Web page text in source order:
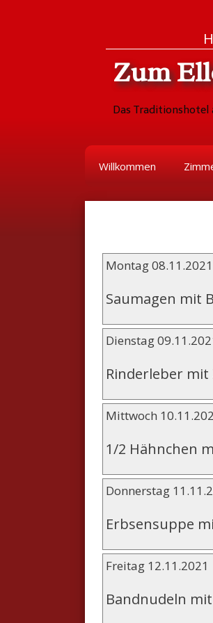
Zum
Das Traditionshotel
Willkommen
Montag 08.11.2021
Saumagen mit
Dienstag
Rinderleber
Mittwoch
1/2 Hähnchen
Donnerstag
Erbsensuppe
Freitag 12.11.2021
Bandnudeln